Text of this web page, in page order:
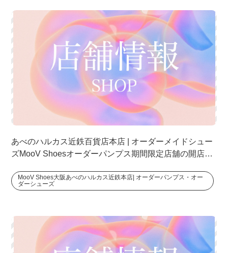
あべのハルカス近鉄百貨店本店 | オーダーメイドシュー
ズMooV Shoesオーダーパンプス期間限定店舖の開店前
MooV Shoes大阪あべのハルカス近鉄本店| オーダーパンプス・オー
ダーシューズ